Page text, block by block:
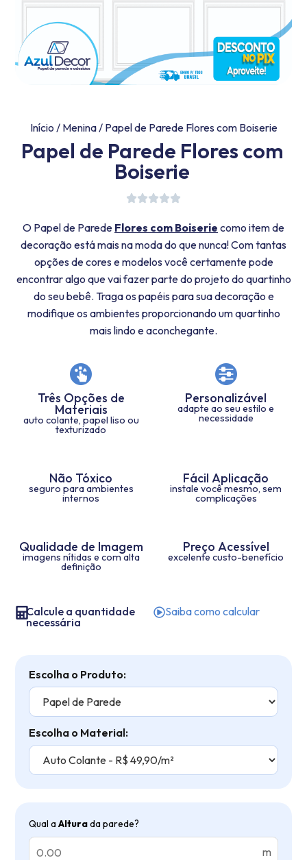
Início / Menina/ Papel de Parede Flores com Boiserie
Papel de Parede Flores com
Boiserie
O Papel de Parede Flores com Boiserie como item de
decoração está mais na moda do que nunca! Com tantas
opções de cores e modelos você certamente pode
encontrar algo que vai fazer parte do projeto do quartinho
do seu bebê. Traga os papéis para sua decoração e
modifique os ambientes proporcionando um quartinho
mais lindo e aconchegante.
Três Opções de
Materiais
auto colante, papel liso ou
texturizado
Personalizável
adapte ao seu estilo e
necessidade
Não Tóxico
seguro para ambientes
internos
Fácil Aplicação
instale você mesmo, sem
complicações
Qualidade de Imagem
imagens nítidas e com alta
definição
Preço Acessível
excelente custo-benefício
Calcule a quantidade
necessária
Saiba como calcular
Escolha o Produto:
Escolha o Material:
Qual aAlturada parede?
m